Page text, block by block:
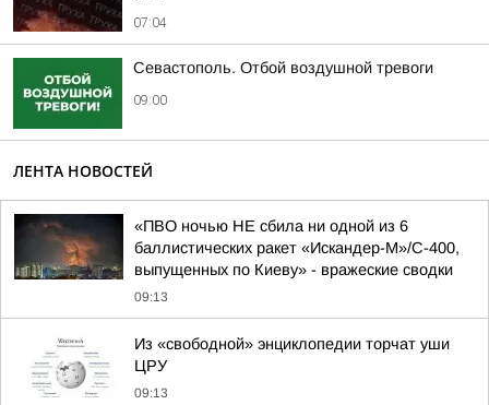
07:04
Севастополь. Отбой воздушной тревоги
09:00
ЛЕНТА НОВОСТЕЙ
«ПВО ночью НЕ сбила ни одной из 6
баллистических ракет «Искандер-М»/С-400,
выпущенных по Киеву» - вражеские сводки
09:13
Из «свободной» энциклопедии торчат уши
ЦРУ
09:13